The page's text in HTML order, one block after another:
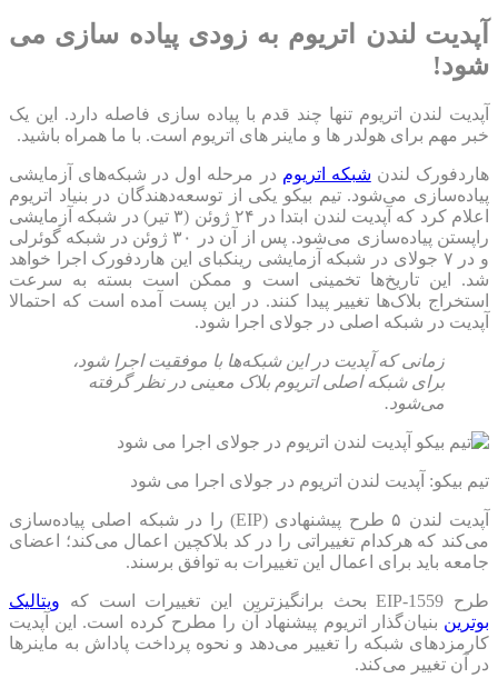
آپدیت لندن اتریوم به زودی پیاده سازی می
شود!
آپدیت لندن اتریوم تنها چند قدم با پیاده سازی فاصله دارد. این یک
خبر مهم برای هولدر ها و ماینر های اتریوم است. با ما همراه باشید.
هاردفورک لندن شبکه اتریوم در مرحله اول در شبکه‌های آزمایشی
پیاده‌سازی می‌شود. تیم بیکو یکی از توسعه‌دهندگان در بنیاد اتریوم
اعلام کرد که آپدیت لندن ابتدا در ۲۴ ژوئن (۳ تیر) در شبکه آزمایشی
راپستن پیاده‌سازی می‌شود. پس از آن در ۳۰ ژوئن در شبکه گوئرلی
و در ۷ جولای در شبکه آزمایشی رینکبای این هاردفورک اجرا خواهد
شد. این تاریخ‌ها تخمینی است و ممکن است بسته به سرعت
استخراج بلاک‌ها تغییر پیدا کنند. در این پست آمده است که احتمالا
آپدیت در شبکه اصلی در جولای اجرا شود.
زمانی که آپدیت در این شبکه‌ها با موفقیت اجرا شود،
برای شبکه اصلی اتریوم بلاک معینی در نظر گرفته
می‌شود.
تیم بیکو: آپدیت لندن اتریوم در جولای اجرا می شود
آپدیت لندن ۵ طرح پیشنهادی (EIP) را در شبکه اصلی پیاده‌سازی
می‌کند که هرکدام تغییراتی را در کد بلاکچین اعمال می‌کند؛ اعضای
جامعه باید برای اعمال این تغییرات به توافق برسند.
طرح EIP-1559 بحث برانگیز‌ترین این تغییرات است که
ویتالیک
بوترین بنیان‌گذار اتریوم پیشنهاد آن را مطرح کرده است. این آپدیت
کارمزدهای شبکه را تغییر می‌دهد و نحوه پرداخت پاداش به ماینرها
در آن تغییر می‌کند.